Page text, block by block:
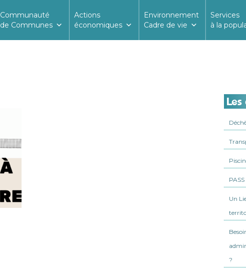
Communauté
de Communes
Actions
économiques
Environnement
Cadre de vie
Services
à la
Un
?